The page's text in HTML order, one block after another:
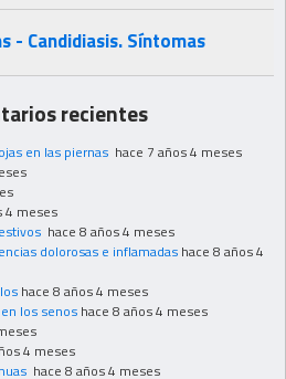
- Candidiasis. Síntomas
recientes
en las piernas hace 7 años 4 meses
4 meses
hace 8 años 4 meses
dolorosas e inflamadas hace 8 años 4
hace 8 años 4 meses
los senos hace 8 años 4 meses
4 meses
hace 8 años 4 meses